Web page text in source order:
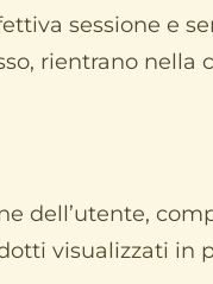
sessione e
rientrano nella
visualizzati in